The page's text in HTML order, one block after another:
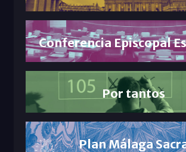
Conferencia Episcopal
Por tantos
Plan Málaga